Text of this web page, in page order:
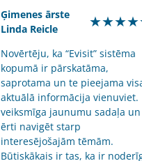
Ģimenes ārste
Linda Reicle
Novērtēju, ka “Evisit” sistēma
kopumā ir pārskatāma,
saprotama un te pieejama
aktuālā informācija vienuviet.
veiksmīga jaunumu sadaļa
ērti navigēt starp
interesējošajām tēmām.
Būtiskākais ir tas, ka ir